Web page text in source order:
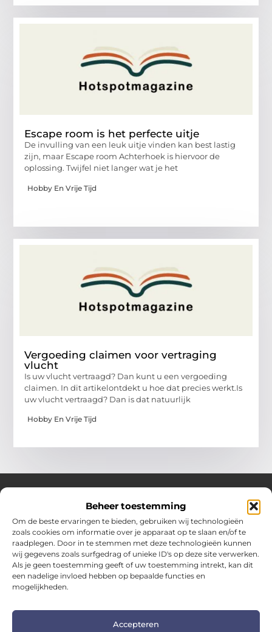
Beheer toestemming
Om de beste ervaringen te bieden, gebruiken wij technologieën
zoals cookies om informatie over je apparaat op te slaan en/of te
raadplegen. Door in te stemmen met deze technologieën kunnen
wij gegevens zoals surfgedrag of unieke ID's op deze site verwerken.
Als je geen toestemming geeft of uw toestemming intrekt, kan dit
een nadelige invloed hebben op bepaalde functies en
mogelijkheden.
Accepteren
Escape room is het perfecte uitje
De invulling van een leuk uitje vinden kan best lastig
zijn, maar Escape room Achterhoek is hiervoor de
oplossing. Twijfel niet langer wat je het
Hobby En Vrije Tijd
Vergoeding claimen voor vertraging
vlucht
Is uw vlucht vertraagd? Dan kunt u een vergoeding
claimen. In dit artikelontdekt u hoe dat precies werkt.Is
uw vlucht vertraagd? Dan is dat natuurlijk
Hobby En Vrije Tijd
Over Hotspotmagazine
Jouw bron voor inspiratie en handige tips voor het
dagelijks leven.
Verken een uitgebreide selectie blogs en artikelen
boordevol praktische adviezen en verrassende inzichten
om het beste uit elke dag te halen.